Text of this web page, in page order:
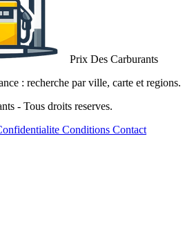
Prix Des Carburants
: recherche par ville, carte et regions.
- Tous droits reserves.
Conditions Contact